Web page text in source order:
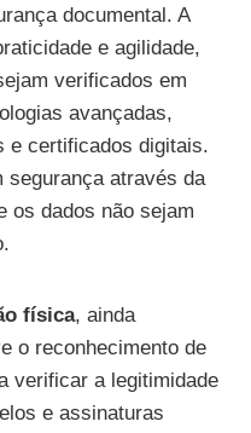
documental. A
e agilidade,
verificados em
avançadas,
e certificados digitais.
segurança através da
os dados não sejam
física, ainda
o reconhecimento de
verificar a legitimidade
e assinaturas